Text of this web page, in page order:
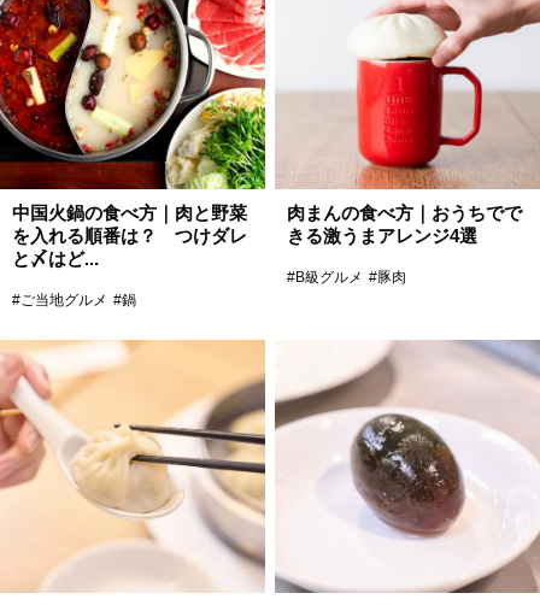
中国火鍋の食べ方｜肉と野菜
を入れる順番は？ つけダレ
と〆はど...
#ご当地グルメ #鍋
肉まんの食べ方｜おうちでで
きる激うまアレンジ4選
#B級グルメ #豚肉